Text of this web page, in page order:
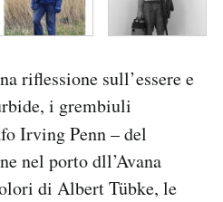
riflessione sull’essere e
i grembiuli
Irving Penn – del
nel porto dll’Avana
di Albert Tübke, le